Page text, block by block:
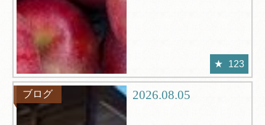
123
ブログ 2026.08.05